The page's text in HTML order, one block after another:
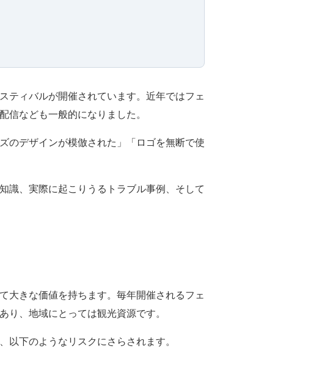
ィバルが開催されています。近年ではフェ
なども一般的になりました。
のデザインが模倣された」「ロゴを無断で使
識、実際に起こりうるトラブル事例、そして
大きな価値を持ちます。毎年開催されるフェ
、地域にとっては観光資源です。
下のようなリスクにさらされます。